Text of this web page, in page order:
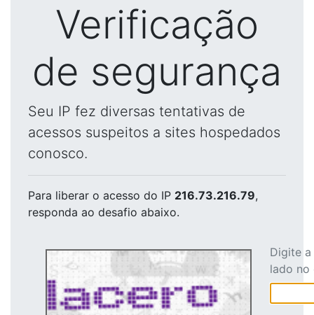
Verificação
de segurança
Seu IP fez diversas tentativas de
acessos suspeitos a sites hospedados
conosco.
Para liberar o acesso do IP 216.73.216.79,
responda ao desafio abaixo.
Digite
lado no